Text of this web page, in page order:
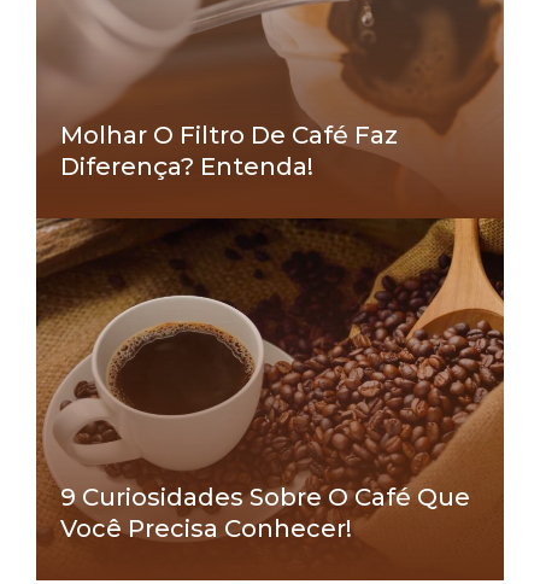
Molhar O Filtro De Café Faz
Diferença? Entenda!
9 Curiosidades Sobre O Café Que
Você Precisa Conhecer!